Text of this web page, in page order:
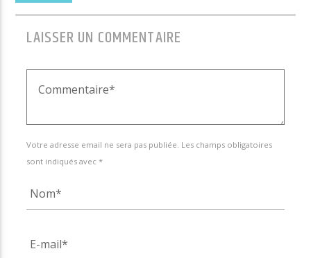
LAISSER UN COMMENTAIRE
Votre adresse email ne sera pas publiée. Les champs obligatoires
sont indiqués avec *